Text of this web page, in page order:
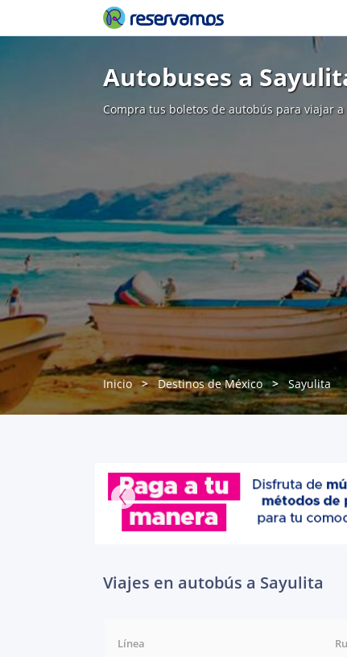
Autobuses a
Compra tus boletos de autobús para viajar a
Inicio Destinos de México Sayulita
Viajes en autobús a Sayulita
Línea